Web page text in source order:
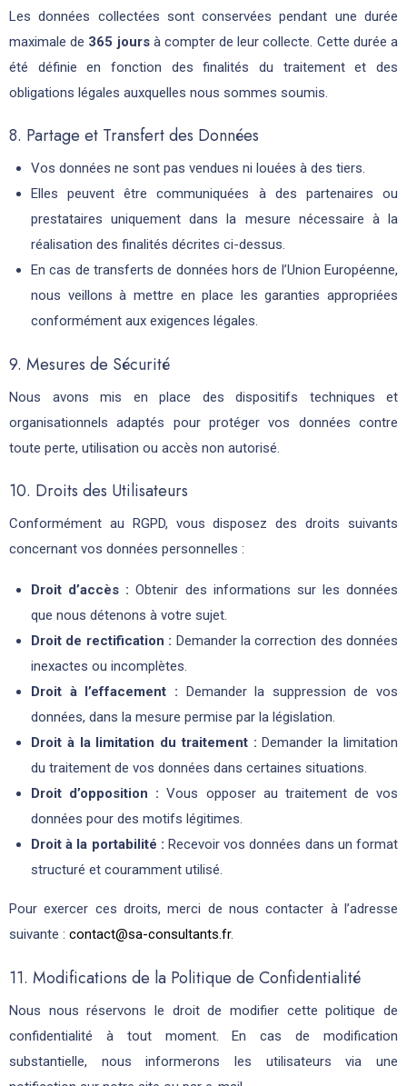
Les données collectées sont conservées pendant une durée
maximale de 365 joursà compter de leur collecte. Cette durée a
été définie en fonction des finalités du traitement et des
obligations légales auxquelles nous sommes soumis.
8. Partage et Transfert des Données
Vos données ne sont pas vendues ni louées à des tiers.
Elles peuvent être communiquées à des partenaires ou
prestataires uniquement dans la mesure nécessaire à la
réalisation des finalités décrites ci-dessus.
En cas de transferts de données hors de l’Union Européenne,
nous veillons à mettre en place les garanties appropriées
conformément aux exigences légales.
9. Mesures de Sécurité
Nous avons mis en place des dispositifs techniques et
organisationnels adaptés pour protéger vos données contre
toute perte, utilisation ou accès non autorisé.
10. Droits des Utilisateurs
Conformément au RGPD, vous disposez des droits suivants
concernant vos données personnelles :
Droit d’accès : Obtenir des informations sur les données
que nous détenons à votre sujet.
Droit de rectification : Demander la correction des données
inexactes ou incomplètes.
Droit à l’effacement : Demander la suppression de vos
données, dans la mesure permise par la législation.
Droit à la limitation du traitement : Demander la limitation
du traitement de vos données dans certaines situations.
Droit d’opposition : Vous opposer au traitement de vos
données pour des motifs légitimes.
Droit à la portabilité : Recevoir vos données dans un format
structuré et couramment utilisé.
Pour exercer ces droits, merci de nous contacter à l’adresse
suivante : contact@sa-consultants.fr.
11. Modifications de la Politique de Confidentialité
Nous nous réservons le droit de modifier cette politique de
confidentialité à tout moment. En cas de modification
substantielle, nous informerons les utilisateurs via une